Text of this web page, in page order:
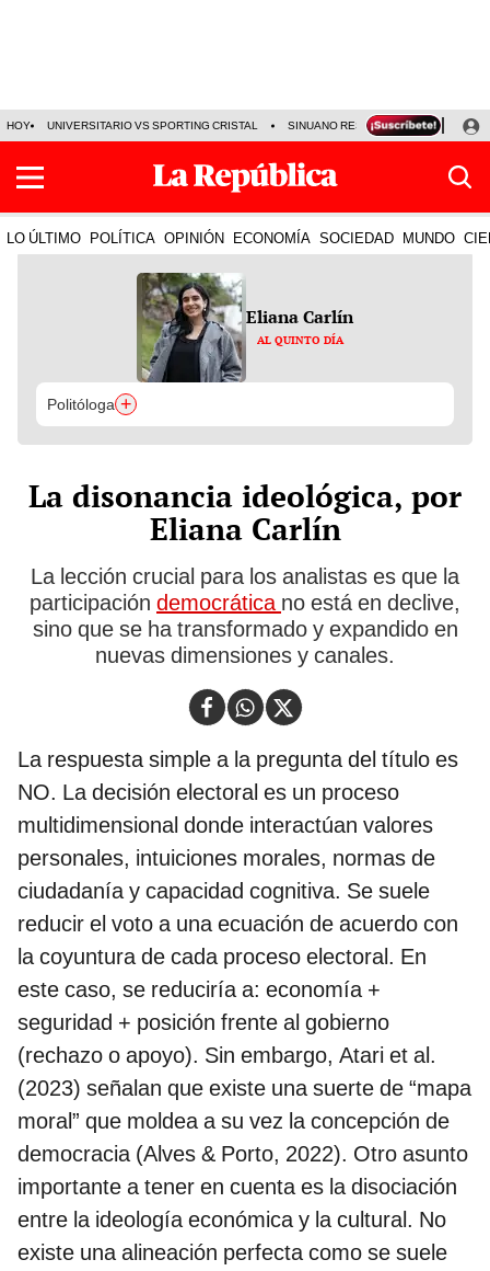
HOY UNIVERSITARIO VS SPORTING CRISTAL SINUANO RESULTADOS HOY
LO ÚLTIMO POLÍTICA OPINIÓN ECONOMÍA SOCIEDAD MUNDO
Eliana Carlín
AL QUINTO DÍA
Politóloga +
La disonancia ideológica, por
Eliana Carlín
La lección crucial para los analistas es que la
participación democrática no está en declive,
sino que se ha transformado y expandido en
nuevas dimensiones y canales.
La respuesta simple a la pregunta del título es
NO. La decisión electoral es un proceso
multidimensional donde interactúan valores
personales, intuiciones morales, normas de
ciudadanía y capacidad cognitiva. Se suele
reducir el voto a una ecuación de acuerdo con
la coyuntura de cada proceso electoral. En
este caso, se reduciría a: economía +
seguridad + posición frente al gobierno
(rechazo o apoyo). Sin embargo, Atari et al.
(2023) señalan que existe una suerte de “mapa
moral” que moldea a su vez la concepción de
democracia (Alves & Porto, 2022). Otro asunto
importante a tener en cuenta es la disociación
entre la ideología económica y la cultural. No
existe una alineación perfecta como se suele